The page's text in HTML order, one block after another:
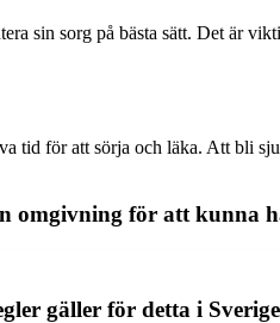
sin sorg på bästa sätt. Det är
tid för att sörja och läka. Att bli
omgivning för att kunna
gäller för detta i